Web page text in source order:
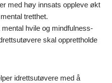
med høy innsats oppleve økt
tretthet.
hvile og mindfulness-
skal opprettholde
idrettsutøvere med å